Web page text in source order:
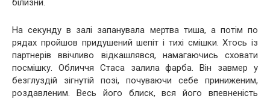
білизни.
На секунду в залі запанувала мертва тиша, а потім по
рядах пройшов придушений шепіт і тихі смішки. Хтось із
партнерів ввічливо відкашлявся, намагаючись сховати
посмішку. Обличчя Стаса залила фарба. Він завмер у
безглуздій зігнутій позі, почуваючи себе приниженим,
роздавленим. Весь його блиск, вся його впевненість